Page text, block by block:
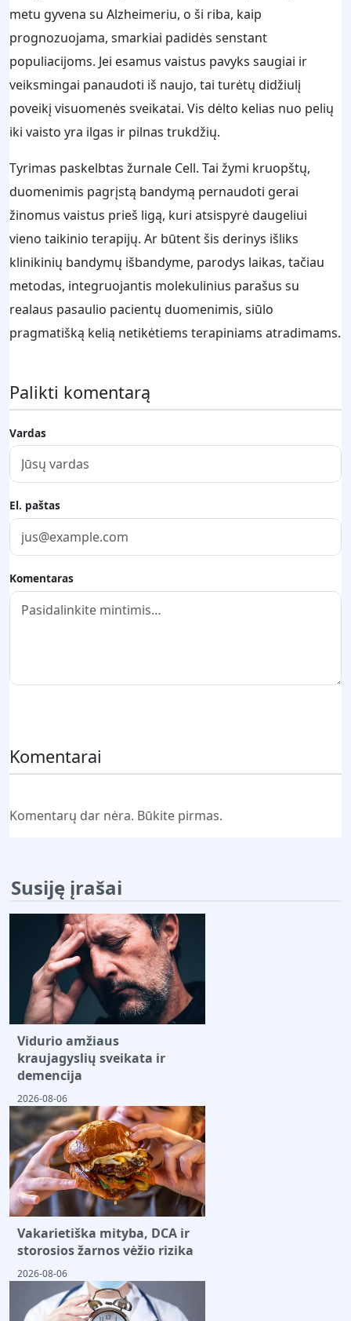
metu gyvena su Alzheimeriu, o ši riba, kaip
prognozuojama, smarkiai padidės senstant
populiacijoms. Jei esamus vaistus pavyks saugiai ir
veiksmingai panaudoti iš naujo, tai turėtų didžiulį
poveikį visuomenės sveikatai. Vis dėlto kelias nuo pelių
iki vaisto yra ilgas ir pilnas trukdžių.
Tyrimas paskelbtas žurnale Cell. Tai žymi kruopštų,
duomenimis pagrįstą bandymą pernaudoti gerai
žinomus vaistus prieš ligą, kuri atsispyrė daugeliui
vieno taikinio terapijų. Ar būtent šis derinys išliks
klinikinių bandymų išbandyme, parodys laikas, tačiau
metodas, integruojantis molekulinius parašus su
realaus pasaulio pacientų duomenimis, siūlo
pragmatišką kelią netikėtiems terapiniams atradimams.
Palikti komentarą
Vardas
El. paštas
Komentaras
Komentarai
Komentarų dar nėra. Būkite pirmas.
Susiję įrašai
Vidurio amžiaus
kraujagyslių sveikata ir
demencija
2026-08-06
Vakarietiška mityba, DCA ir
storosios žarnos vėžio rizika
2026-08-06